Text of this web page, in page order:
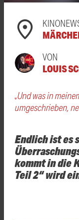
VON
LOUIS
„Und was in
umgeschrieben,
Endlich ist es
kommt in die
Teil 2“ wird